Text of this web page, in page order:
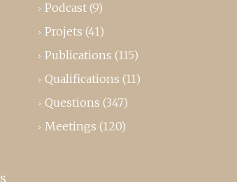
Podcast (9)
Projets (41)
Publications (115)
Qualifications (11)
Questions (347)
Meetings (120)